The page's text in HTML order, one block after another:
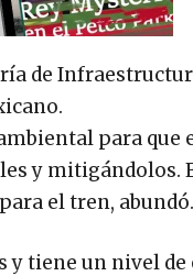
de
para que
y mitigándolos.
el tren, abundó.
y tiene un nivel